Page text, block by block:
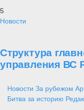
5
Новости
Структура
управления ВС
Новости За рубежом
Битва за историю